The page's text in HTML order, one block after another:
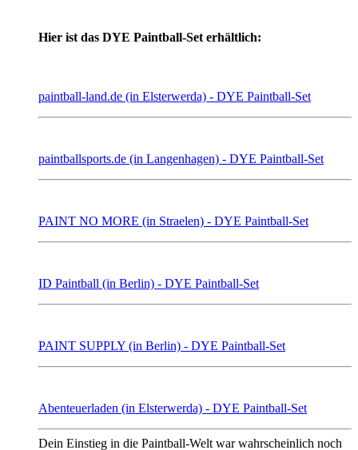
Hier ist das DYE Paintball-Set erhältlich:
paintball-land.de (in Elsterwerda) - DYE Paintball-Set
paintballsports.de (in Langenhagen) - DYE Paintball-Set
PAINT NO MORE (in Straelen) - DYE Paintball-Set
ID Paintball (in Berlin) - DYE Paintball-Set
PAINT SUPPLY (in Berlin) - DYE Paintball-Set
Abenteuerladen (in Elsterwerda) - DYE Paintball-Set
Dein Einstieg in die Paintball-Welt war wahrscheinlich noch